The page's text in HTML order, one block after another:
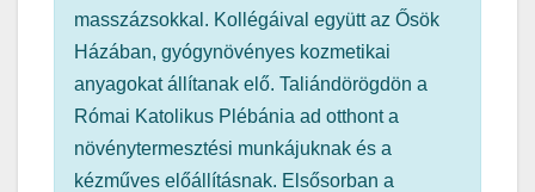
masszázsokkal. Kollégáival együtt az Ősök
Házában, gyógynövényes kozmetikai
anyagokat állítanak elő. Taliándörögdön a
Római Katolikus Plébánia ad otthont a
növénytermesztési munkájuknak és a
kézműves előállításnak. Elsősorban a